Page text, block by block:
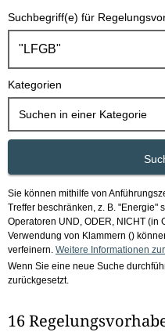
c
h
o
Suchbegriff(e) für
Kategorien
Suchen in einer Kategorie
Sie können mithilfe von
Treffer beschränken, z. B. "Energie"
Operatoren UND, ODER, NICHT (in
Verwendung von Klammern ()
verfeinern. Weitere Informationen
Wenn Sie eine neue Suche
zurückgesetzt.
16